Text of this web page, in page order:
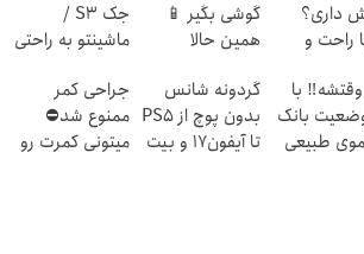
داری؟
راحت و
گوشی بگیر 📱
همین حالا
بده 🎯
جک S3 /
ماشینتو به راحتی
وقتشه‼️ با
بانک
طبیعی
گردونه شانس
بدون پوچ از PS5
تا آیفون17 و بیت
جراحی کمر
ممنوع شد⛔
میتونی کمرت رو